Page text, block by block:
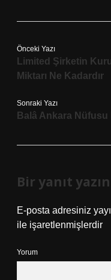
Önceki Yazı
Limited Şirketin
Miktarı Ne Kadardır
Sonraki Yazı
Balâ Ankara Nüfusu
Bir yanıt yazın
E-posta adresiniz
ile işaretlenmişlerdir
Yorum